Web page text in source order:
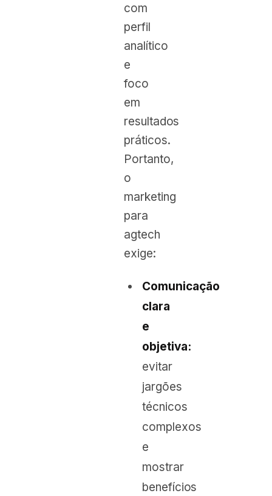
com
perfil
analítico
e
foco
em
resultados
práticos.
Portanto,
o
marketing
para
agtech
exige:
Comunicação
clara
e
objetiva:
evitar
jargões
técnicos
complexos
e
mostrar
benefícios